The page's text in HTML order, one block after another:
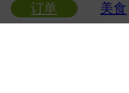
订单 美食